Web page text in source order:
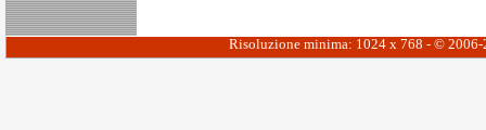
Risoluzione minima: 1024 x 768 - ©